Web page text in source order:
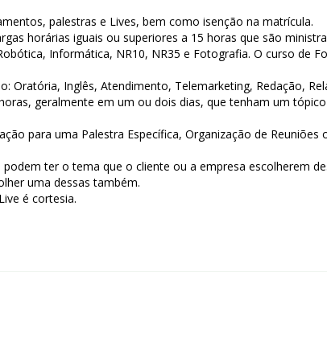
palestras e Lives, bem como isenção na matrícula.
horárias iguais ou superiores a 15 horas que são
Informática, NR10, NR35 e Fotografia. O curso de
Oratória, Inglês, Atendimento, Telemarketing, Redação,
geralmente em um ou dois dias, que tenham um
para uma Palestra Específica, Organização de
ter o tema que o cliente ou a empresa escolherem
uma dessas também.
é cortesia.